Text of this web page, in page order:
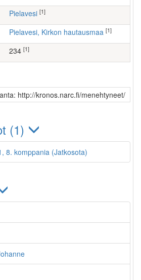
Pielavesi [1]
Pielavesi, Kirkon hautausmaa [1]
234 [1]
http://kronos.narc.fi/menehtyneet/
(1)
8. komppania (Jatkosota)